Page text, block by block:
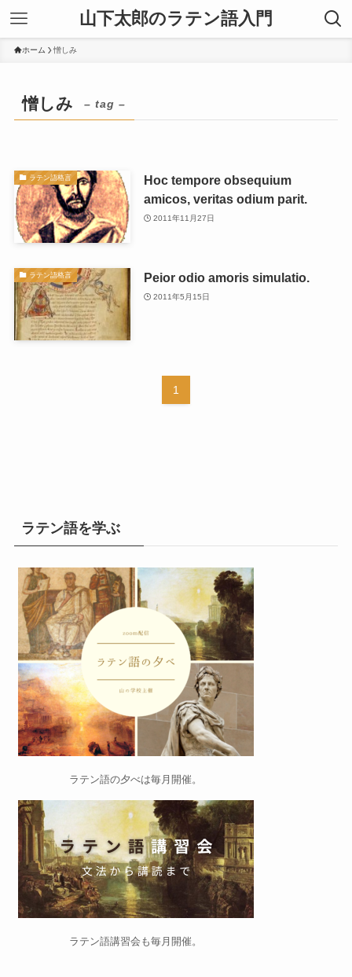
山下太郎のラテン語入門
ホーム 憎しみ
憎しみ – tag –
ラテン語格言
Hoc tempore obsequium
amicos, veritas odium parit.
2011年11月27日
ラテン語格言 Peior odio amoris simulatio.
2011年5月15日
1
ラテン語を学ぶ
ラテン語の夕べは毎月開催。
ラテン語講習会 も毎月開催。